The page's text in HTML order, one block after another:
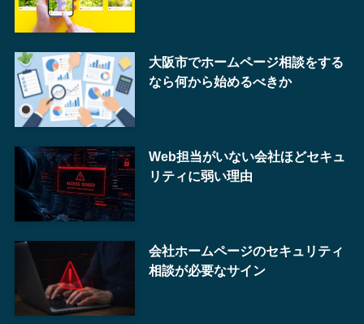
大阪市でホームページ相談をする
なら何から始めるべきか
Web担当がいない会社ほどセキュ
リティに弱い理由
会社ホームページのセキュリティ
相談が必要なサイン